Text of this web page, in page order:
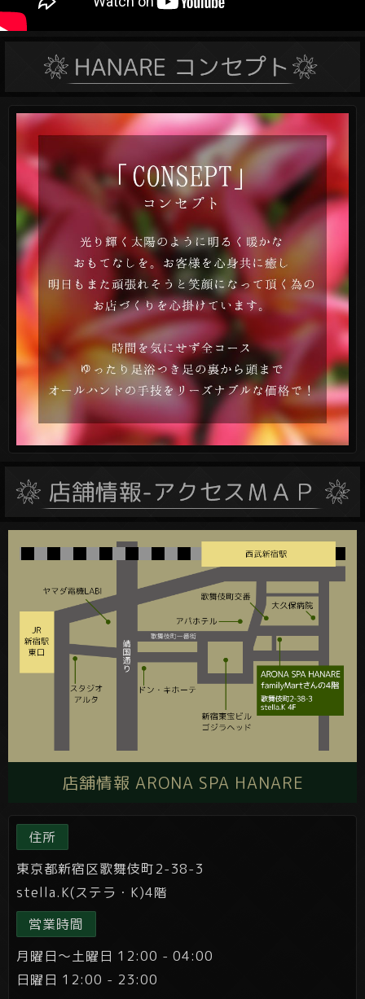
店舗情報 ARONA SPA HANARE
住所
東京都新宿区歌舞伎町2-38-3
stella.K(ステラ・K)4階
営業時間
月曜日～土曜日 12:00 - 04:00
日曜日 12:00 - 23:00